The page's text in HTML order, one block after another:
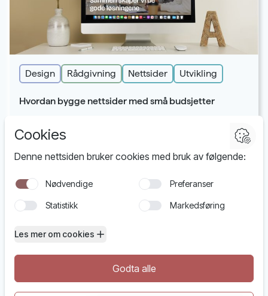
Design Rådgivning Nettsider Utvikling
Hvordan bygge nettsider med små budsjetter
post@funbit.no
Prosjekter Blogg